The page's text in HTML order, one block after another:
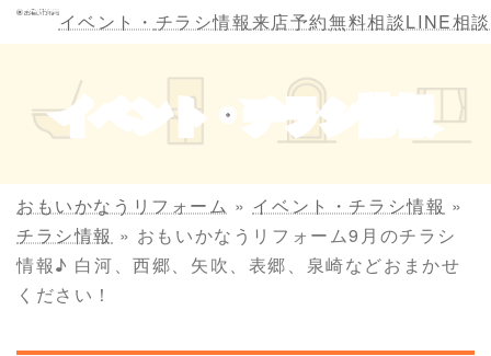
コ
ン
ッ
プ
ナ
ビ
移
動
イベント・ チラシ情報来店予約無料相談LINE相談
イベント・チラシ情報
おもいかなうリフォーム » イベント・チラシ情報 »
チラシ情報 » おもいかなうリフォーム9月のチラシ
情報♪ 白河、西郷、矢吹、表郷、泉崎などおまかせ
ください！